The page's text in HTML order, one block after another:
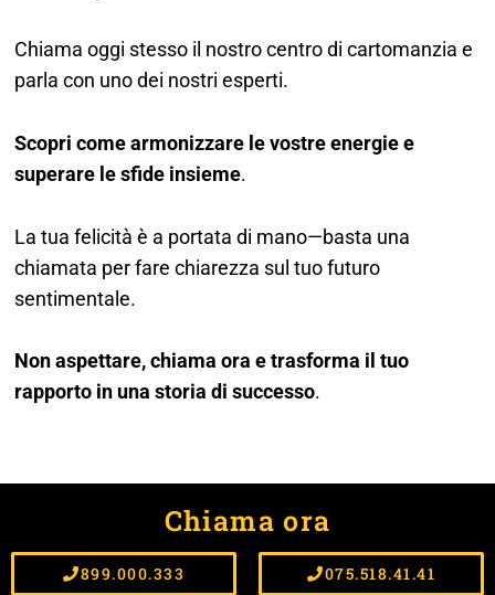
Chiama oggi stesso il nostro centro di cartomanzia e
parla con uno dei nostri esperti.
Scopri come armonizzare le vostre energie e
superare le sfide insieme.
La tua felicità è a portata di mano—basta una
chiamata per fare chiarezza sul tuo futuro
sentimentale.
Non aspettare, chiama ora e trasforma il tuo
rapporto in una storia di successo.
Chiama ora
899.000.333 075.518.41.41